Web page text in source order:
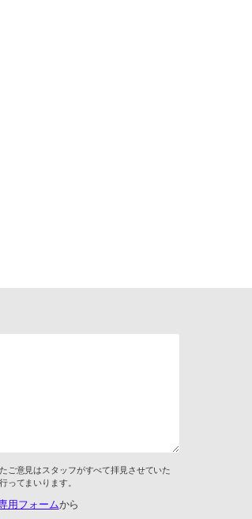
ご意見はスタッフがすべて拝見させていた
ってまいります。
用フォームから